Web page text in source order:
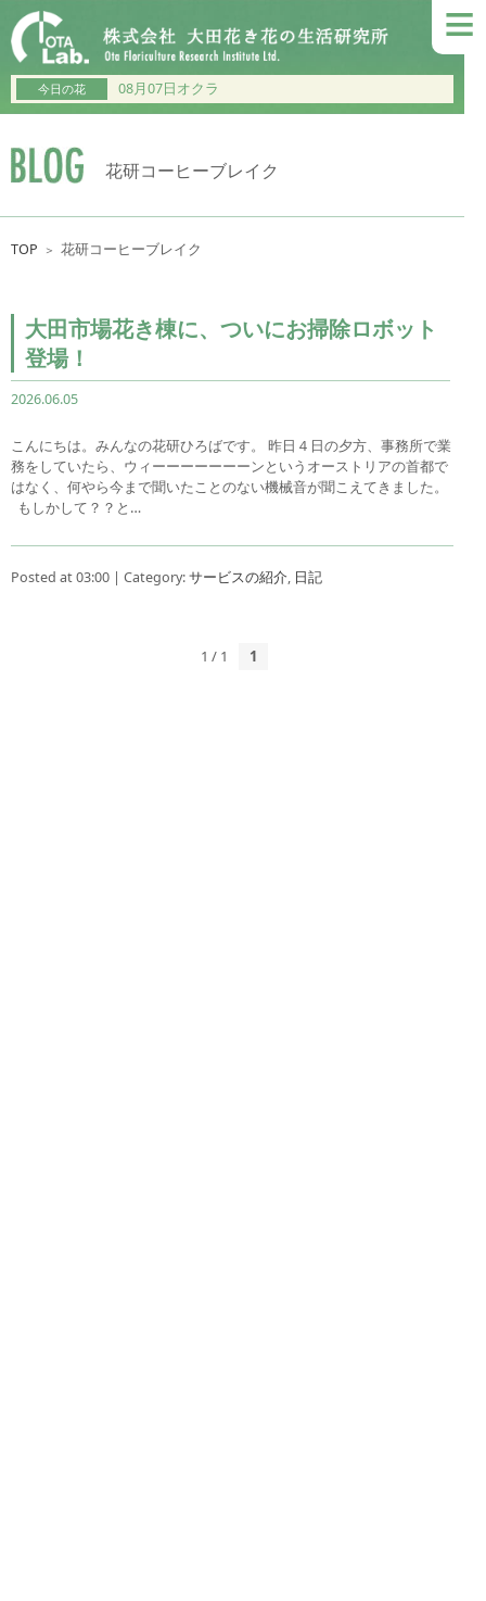
≡
今日の花 08月07日オクラ
花研コーヒーブレイク
TOP ＞ 花研コーヒーブレイク
大田市場花き棟に、ついにお掃除ロボット
登場！
2026.06.05
こんにちは。みんなの花研ひろばです。 昨日４日の夕方、事務所で業
務をしていたら、ウィーーーーーーーンというオーストリアの首都で
はなく、何やら今まで聞いたことのない機械音が聞こえてきました。
もしかして？？と…
Posted at 03:00 | Category:サービスの紹介, 日記
1 / 1 1